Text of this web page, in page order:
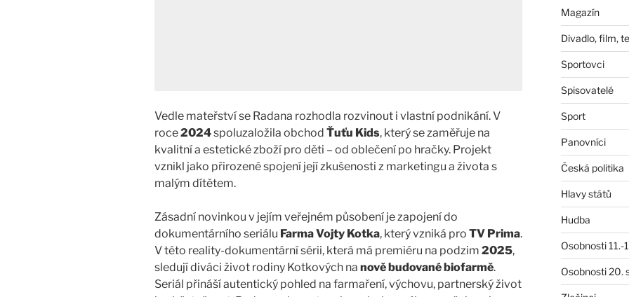
Vedle mateřství se Radana rozhodla rozvinout i vlastní podnikání. V
roce2024spoluzaložila obchod Ťuťu Kids, který se zaměřuje na
kvalitní a estetické zboží pro děti – od oblečení po hračky. Projekt
vznikl jako přirozené spojení její zkušenosti z marketingu a života s
malým dítětem.
Zásadní novinkou v jejím veřejném působení je zapojení do
dokumentárního seriálu Farma Vojty Kotka, který vzniká pro TV Prima.
V této reality-dokumentární sérii, která má premiéru na podzim 2025,
sledují diváci život rodiny Kotkových na nově budované biofarmě.
Seriál přináší autentický pohled na farmaření, výchovu, partnerský život
Magazín
Divadlo, film,
Sportovci
Spisovatelé
Sport
Panovníci
Česká politika
Hlavy států
Hudba
Osobnosti 11.-
Osobnosti 20.